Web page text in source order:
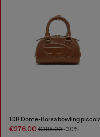
€276.00€395.00-30%